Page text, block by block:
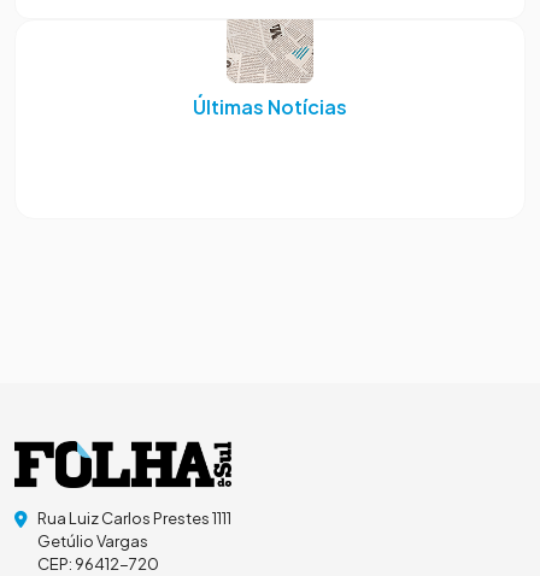
Últimas Notícias
Rua Luiz Carlos Prestes 1111
Getúlio Vargas
CEP: 96412-720